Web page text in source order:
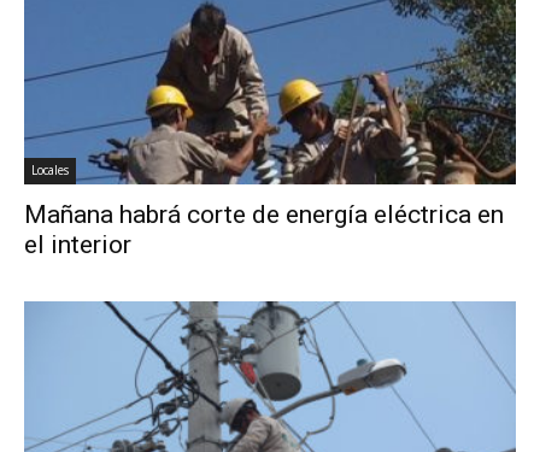
Locales
Mañana habrá corte de energía eléctrica en
el interior